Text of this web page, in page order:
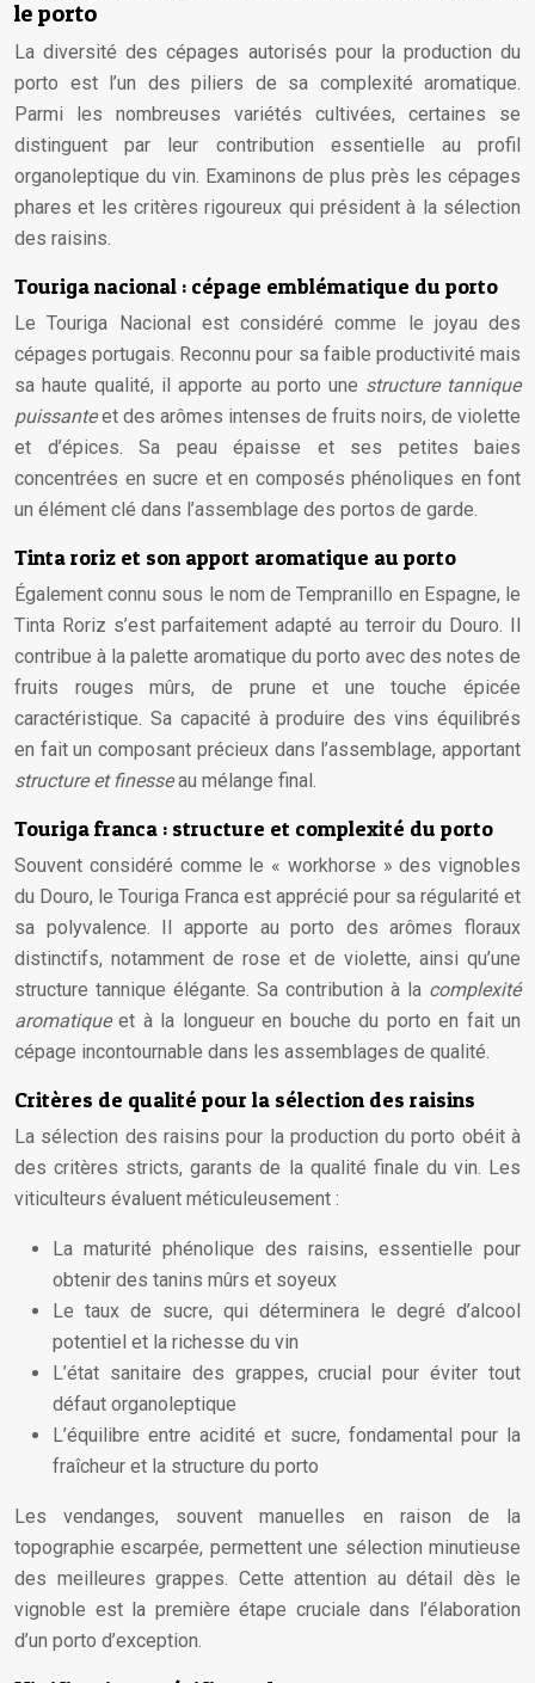
le porto
La diversité des cépages autorisés pour la production du
porto est l’un des piliers de sa complexité aromatique.
Parmi les nombreuses variétés cultivées, certaines se
distinguent par leur contribution essentielle au profil
organoleptique du vin. Examinons de plus près les cépages
phares et les critères rigoureux qui président à la sélection
des raisins.
Touriga nacional : cépage emblématique du porto
Le Touriga Nacional est considéré comme le joyau des
cépages portugais. Reconnu pour sa faible productivité mais
sa haute qualité, il apporte au porto une structure tannique
puissanteet des arômes intenses de fruits noirs, de violette
et d’épices. Sa peau épaisse et ses petites baies
concentrées en sucre et en composés phénoliques en font
un élément clé dans l’assemblage des portos de garde.
Tinta roriz et son apport aromatique au porto
Également connu sous le nom de Tempranillo en Espagne, le
Tinta Roriz s’est parfaitement adapté au terroir du Douro. Il
contribue à la palette aromatique du porto avec des notes de
fruits rouges mûrs, de prune et une touche épicée
caractéristique. Sa capacité à produire des vins équilibrés
en fait un composant précieux dans l’assemblage, apportant
structure et finesseau mélange final.
Touriga franca : structure et complexité du porto
Souvent considéré comme le « workhorse » des vignobles
du Douro, le Touriga Franca est apprécié pour sa régularité et
sa polyvalence. Il apporte au porto des arômes floraux
distinctifs, notamment de rose et de violette, ainsi qu’une
structure tannique élégante. Sa contribution à la complexité
aromatiqueet à la longueur en bouche du porto en fait un
cépage incontournable dans les assemblages de qualité.
Critères de qualité pour la sélection des raisins
La sélection des raisins pour la production du porto obéit à
des critères stricts, garants de la qualité finale du vin. Les
viticulteurs évaluent méticuleusement :
La maturité phénolique des raisins, essentielle pour
obtenir des tanins mûrs et soyeux
Le taux de sucre, qui déterminera le degré d’alcool
potentiel et la richesse du vin
L’état sanitaire des grappes, crucial pour éviter tout
défaut organoleptique
L’équilibre entre acidité et sucre, fondamental pour la
fraîcheur et la structure du porto
Les vendanges, souvent manuelles en raison de la
topographie escarpée, permettent une sélection minutieuse
des meilleures grappes. Cette attention au détail dès le
vignoble est la première étape cruciale dans l’élaboration
d’un porto d’exception.